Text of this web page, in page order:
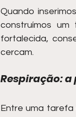
Quando
construímos
fortalecida,
cercam.
Respiração:
Entre uma